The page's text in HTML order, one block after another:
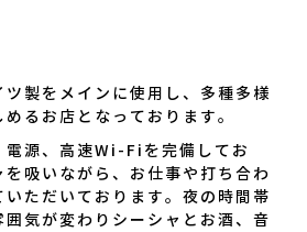
製をメインに使用し、多種多様
るお店となっております。
電源、高速Wi-Fiを完備してお
を吸いながら、お仕事や打ち合わ
ただいております。夜の時間帯
気が変わりシーシャとお酒、音